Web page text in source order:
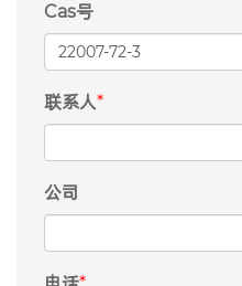
Cas号
联系人*
公司